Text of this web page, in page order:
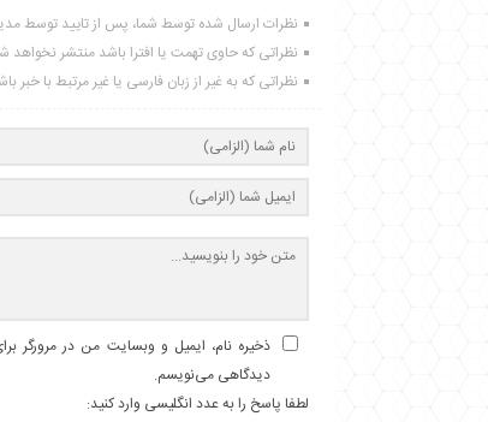
نظرات ارسال شده توسط شما، پس از تایید توسط
نظراتی که حاوی تهمت یا افترا باشد منتشر نخواهد
نظراتی که به غیر از زبان فارسی یا غیر مرتبط با
ذخیره نام، ایمیل و وبسایت من در مرورگر
دیدگاهی می‌نویسم.
لطفا پاسخ را به عدد انگلیسی وارد کنید: